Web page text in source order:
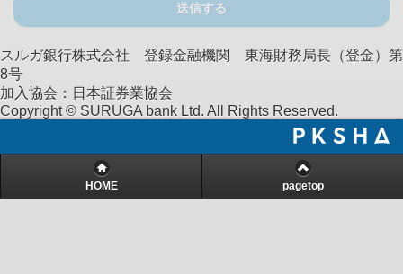
送信する
スルガ銀行株式会社 登録金融機関 東海財務局長（登金）第
8号
加入協会：日本証券業協会
Copyright © SURUGA bank Ltd. All Rights Reserved.
HOME pagetop